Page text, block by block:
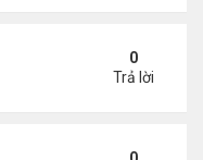
một ngày?
0
Trả lời
phóng kính viễn vọng